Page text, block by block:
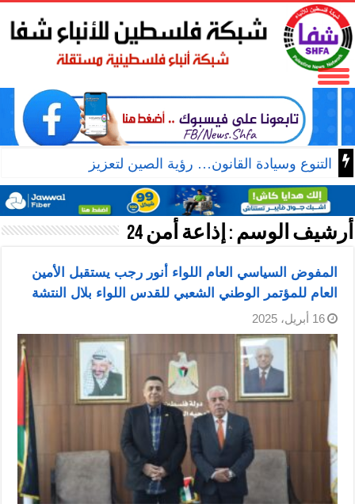
التنوع وسيادة القانون… رؤية الصين لتعزيز التماسك الو
أرشيف الوسم :إذاعة أمن 24
المفوض السياسي العام اللواء أنور رجب يستقبل الأمين
العام للمؤتمر الوطني الشعبي للقدس اللواء بلال النتشة
16 أبريل، 2025